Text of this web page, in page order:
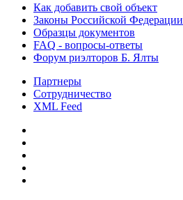
Как добавить свой объект
Законы Российской Федерации
Образцы документов
FAQ - вопросы-ответы
Форум риэлторов Б. Ялты
Партнеры
Сотрудничество
XML Feed